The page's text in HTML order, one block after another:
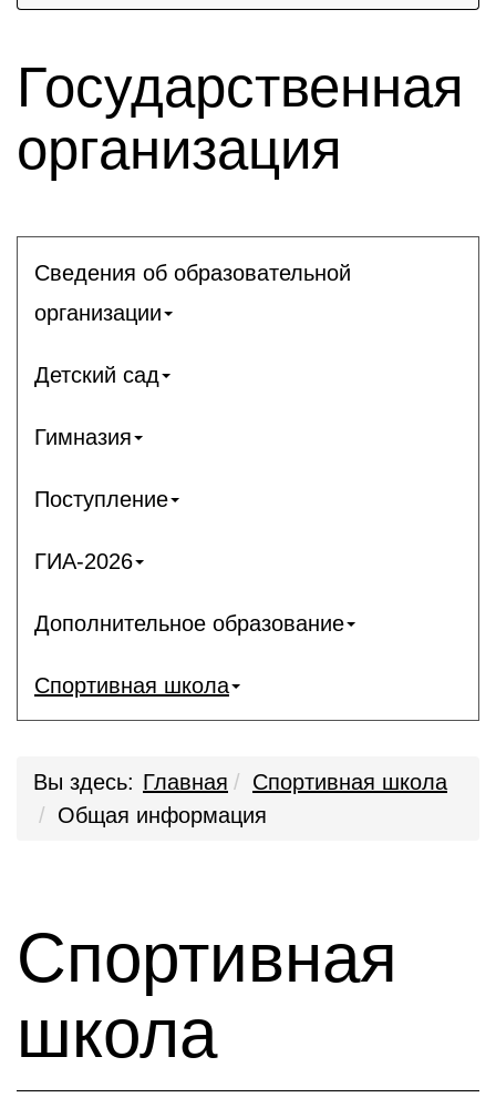
Государственная
организация
Сведения об образовательной
организации
Детский сад
Гимназия
Поступление
ГИА-2026
Дополнительное образование
Спортивная школа
Вы здесь: Главная
Спортивная школа
Общая информация
Спортивная
школа